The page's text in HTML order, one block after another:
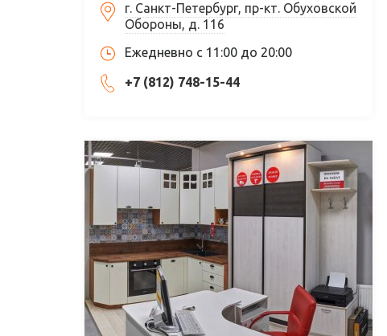
г. Санкт-Петербург, пр-кт. Обуховской
Обороны, д. 116
Ежедневно с 11:00 до 20:00
+7 (812) 748-15-44